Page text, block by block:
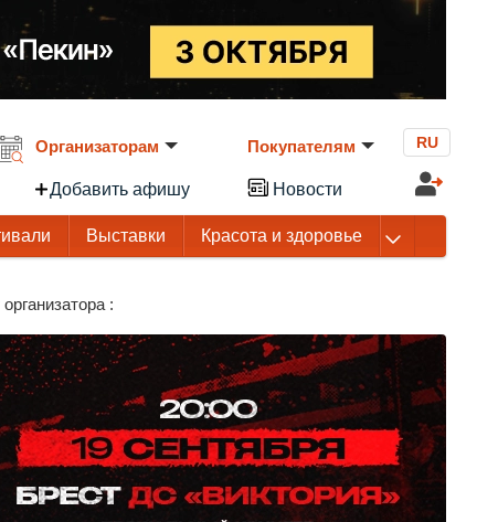
Организаторам
Добавить афишу
Покупателям
Новости
RU
Выставки Красота и здоровье
: